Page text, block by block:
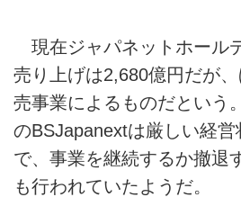
現在ジャパネットホール
売り上げは2,680億円だが
売事業によるものだという
のBSJapanextは厳しい経営
で、事業を継続するか撤退
も行われていたようだ。